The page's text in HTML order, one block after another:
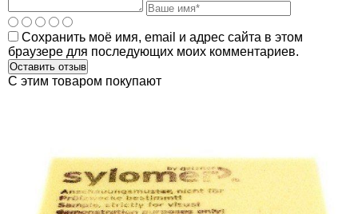
Сохранить моё имя, email и адрес сайта в этом
браузере для последующих моих комментариев.
C этим товаром покупают